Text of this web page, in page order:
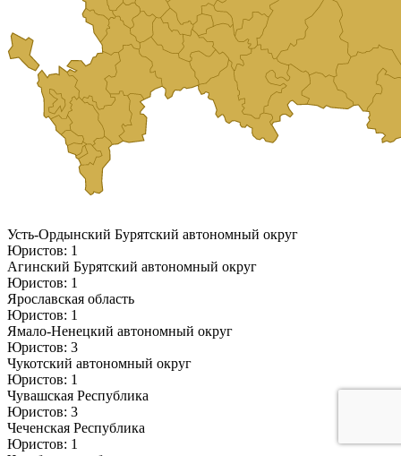
Усть-Ордынский Бурятский автономный округ
Юристов: 1
Агинский Бурятский автономный округ
Юристов: 1
Ярославская область
Юристов: 1
Ямало-Ненецкий автономный округ
Юристов: 3
Чукотский автономный округ
Юристов: 1
Чувашская Республика
Юристов: 3
Чеченская Республика
Юристов: 1